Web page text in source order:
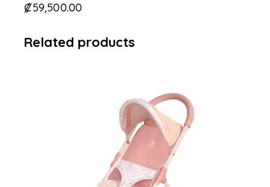
₡59,500.00
Related products